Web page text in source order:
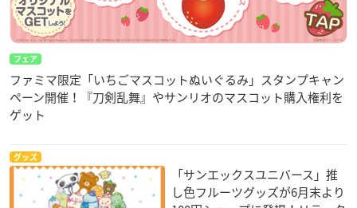
フェア
ファミマ限定「いちごマスコットぬいぐるみ」スタンプキャン
ペーン開催！『刀剣乱舞』やサンリオのマスコット購入権利を
ゲット
グッズ
「サンエックスユニバース」推
し色フルーツグッズが6月末より